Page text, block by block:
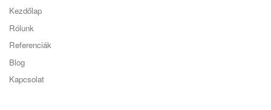
Kezdőlap
Rólunk
Referenciák
Blog
Kapcsolat